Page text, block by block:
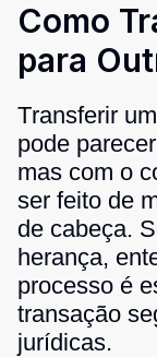
Como
para
Transferir
pode
mas com o
ser feito de
de cabeça.
herança,
processo é
transação
jurídicas.